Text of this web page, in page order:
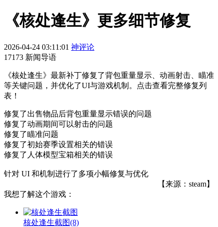
《核处逢生》更多细节修复
2026-04-24 03:11:01 神评论
17173 新闻导语
《核处逢生》最新补丁修复了背包重量显示、动画射击、瞄准
等关键问题，并优化了UI与游戏机制。点击查看完整修复列
表！
修复了出售物品后背包重量显示错误的问题
修复了动画期间可以射击的问题
修复了瞄准问题
修复了初始赛季设置相关的错误
修复了人体模型宝箱相关的错误
针对 UI 和机制进行了多项小幅修复与优化
【来源：steam】
我想了解这个游戏：
核处逢生截图(8)